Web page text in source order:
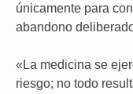
únicamente para
abandono
«La medicina se
riesgo; no todo